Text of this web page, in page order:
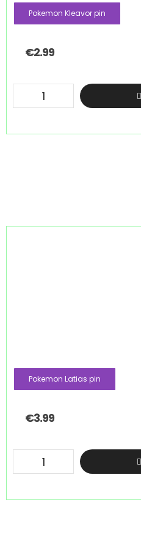
Pokemon Kleavor pin
€2.99
Pokemon Latias pin
€3.99